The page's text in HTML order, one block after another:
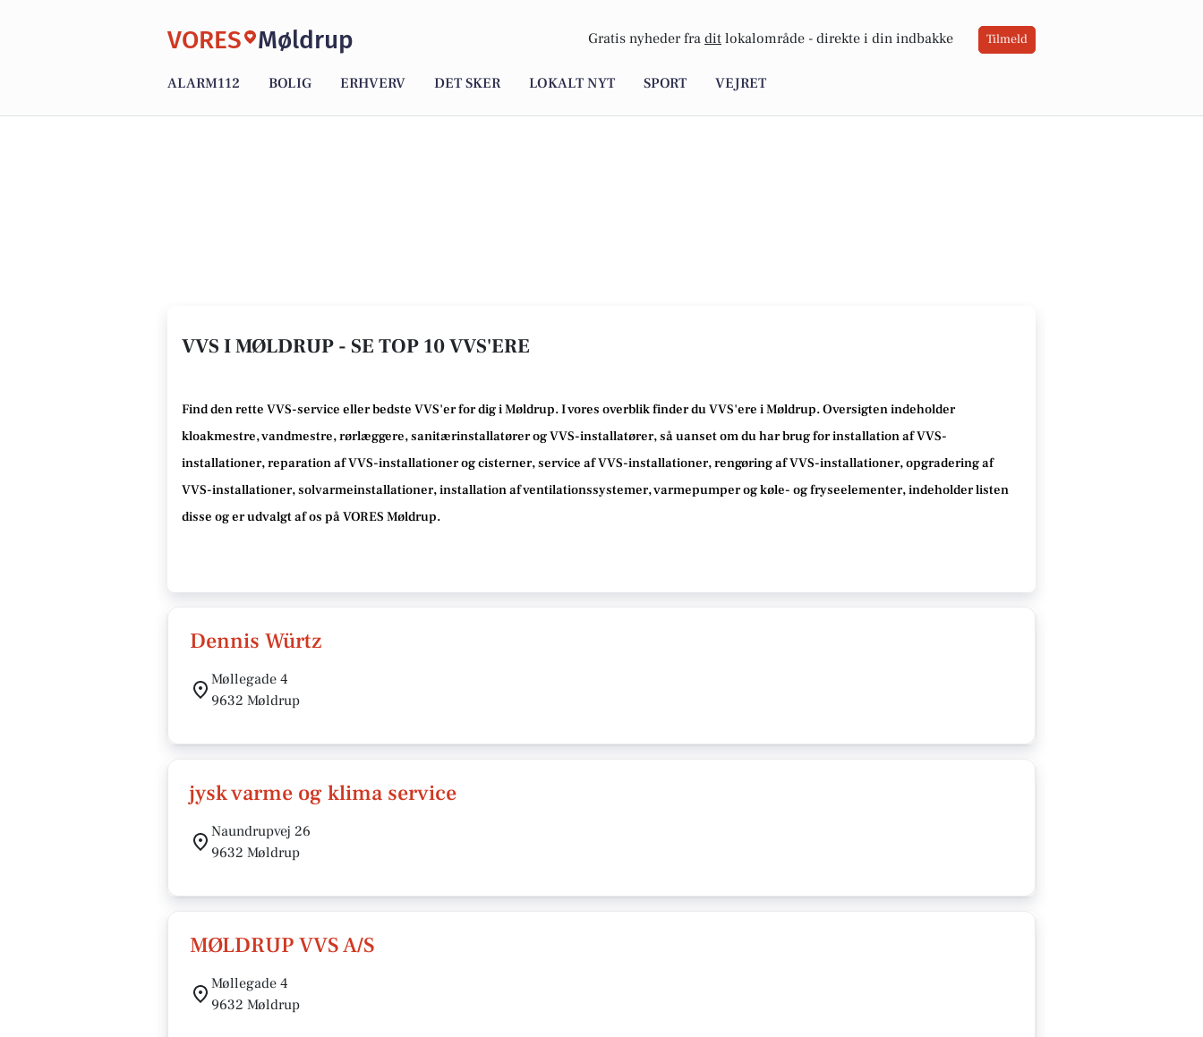
VORES Møldrup Gratis nyheder fra dit lokalområde - direkte i din indbakke Tilmeld
ALARM112 BOLIG ERHVERV DET SKER LOKALT NYT SPORT VEJRET
VVS I MØLDRUP - SE TOP 10 VVS'ERE
Find den rette VVS-service eller bedste VVS'er for dig i Møldrup. I vores overblik finder du VVS'ere i Møldrup. Oversigten indeholder
kloakmestre, vandmestre, rørlæggere, sanitærinstallatører og VVS-installatører, så uanset om du har brug for installation af VVS-
installationer, reparation af VVS-installationer og cisterner, service af VVS-installationer, rengøring af VVS-installationer, opgradering af
VVS-installationer, solvarmeinstallationer, installation af ventilationssystemer, varmepumper og køle- og fryseelementer, indeholder listen
disse og er udvalgt af os på VORES Møldrup.
Dennis Würtz
Møllegade 4
9632 Møldrup
jysk varme og klima service
Naundrupvej 26
9632 Møldrup
MØLDRUP VVS A/S
Møllegade 4
9632 Møldrup